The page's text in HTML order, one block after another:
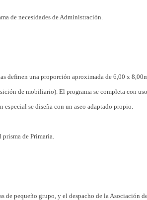
de necesidades de Administración.
definen una proporción aproximada de 6,00 x
de mobiliario). El programa se completa con
se diseña con un aseo adaptado propio.
de Primaria.
de pequeño grupo, y el despacho de la Asociación